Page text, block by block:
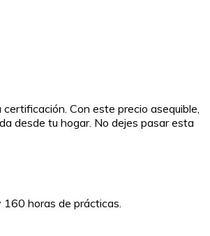
Con este precio asequible,
desde tu hogar. No dejes pasar esta
horas de prácticas.